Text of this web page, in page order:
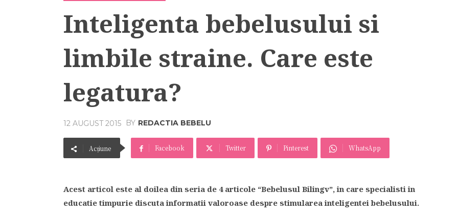
Inteligenta bebelusului si
limbile straine. Care este
legatura?
12 AUGUST 2015 BY REDACTIA BEBELU
Acțiune Facebook Twitter Pinterest WhatsApp
Acest articol este al doilea din seria de 4 articole “Bebelusul Bilingv”, in care specialisti in
educatie timpurie discuta informatii valoroase despre stimularea inteligentei bebelusului.